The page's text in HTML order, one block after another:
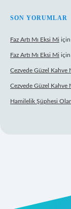
SON YORUMLAR
Faz Artı Mı Eksi Mi için
Faz Artı Mı Eksi Mi için
Cezvede Güzel Kahve
Cezvede Güzel Kahve
Hamilelik Şüphesi